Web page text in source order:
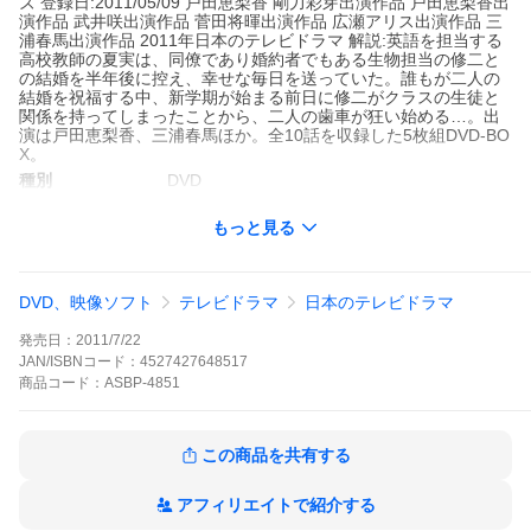
演作品 武井咲出演作品 菅田将暉出演作品 広瀬アリス出演作品 三
浦春馬出演作品 2011年日本のテレビドラマ 解説:英語を担当する
高校教師の夏実は、同僚であり婚約者でもある生物担当の修二と
の結婚を半年後に控え、幸せな毎日を送っていた。誰もが二人の
結婚を祝福する中、新学期が始まる前日に修二がクラスの生徒と
関係を持ってしまったことから、二人の歯車が狂い始める…。出
演は戸田恵梨香、三浦春馬ほか。全10話を収録した5枚組DVD-BO
X。
種別
DVD
出演
戸田恵梨香 三浦春馬 武井咲 菅田将暉 剛力彩
収録時間
475分
剛力彩芽出演作品
武井咲出演作品
もっと見る
DVD、映像ソフト テレビドラマ 日本のテレビドラマ
発売日： 2011/7/22
JAN/ISBNコード： 4527427648517
商品 コード： ASBP-4851
この商品を共有する
アフィリエイトで紹介する